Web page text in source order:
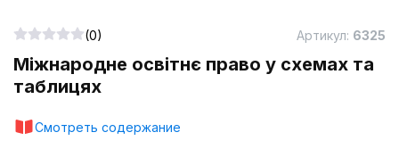
Міжнародне освітнє право у схемах та
таблицях
Смотреть содержание
(0) Артикул: 6325